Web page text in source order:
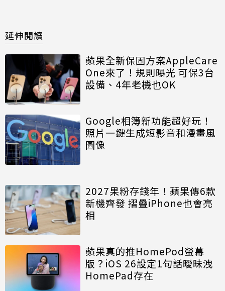
延伸閱讀
蘋果全新保固方案AppleCare
One來了！規則曝光 可保3台
設備、4年老機也OK
Google相簿新功能超好玩！
照片一鍵生成短影音和漫畫風
圖像
2027果粉存錢年！蘋果傳6款
新機齊發 摺疊iPhone也會亮
相
蘋果真的推HomePod螢幕
版？iOS 26設定1句話曖昧洩
HomePad存在